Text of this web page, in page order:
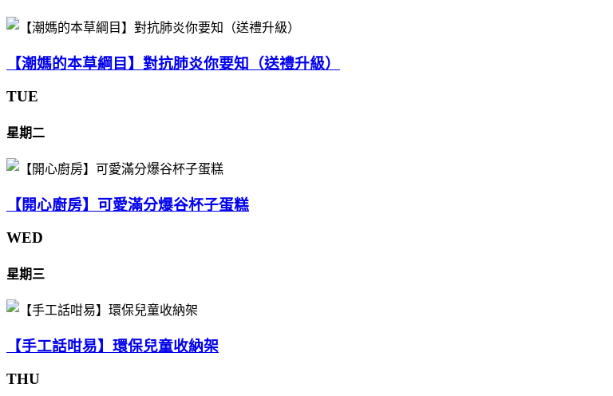
【潮媽的本草綱目】對抗肺炎你要知（送禮升級）
TUE
星期二
【開心廚房】可愛滿分爆谷杯子蛋糕
WED
星期三
【手工話咁易】環保兒童收納架
THU